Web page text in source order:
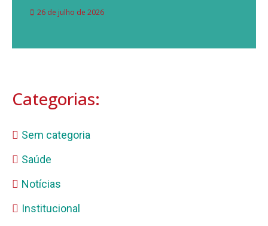
26 de julho de 2026
Categorias:
Sem categoria
Saúde
Notícias
Institucional